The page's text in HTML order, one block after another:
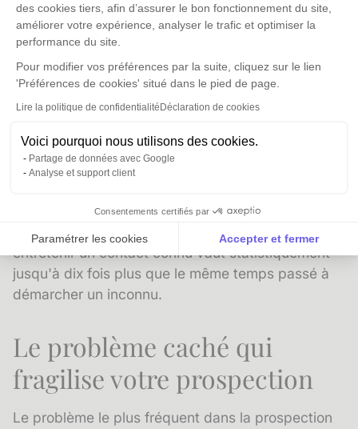
des cookies tiers, afin d’assurer le bon fonctionnement du site,
améliorer votre expérience, analyser le trafic et optimiser la
performance du site.
Pour modifier vos préférences par la suite, cliquez sur le lien
'Préférences de cookies' situé dans le pied de page.
Lire la politique de confidentialitéDéclaration de cookies
Voici pourquoi nous utilisons des cookies.
Partage de données avec Google
Analyse et support client
Consentements certifiés par
Paramétrer les cookies Accepter et fermer
Axeptio consent
Plateforme de Gestion du Consentement :
Notre plateforme vous permet d'adapter et de gérer
type de donneur d'ordres, taille de projet et
secteur d'activité vous permet de concentrer votre
énergie sur les consultations où vous partez avec
un avantage concurrentiel réel, plutôt que de
disperser vos ressources sur des dossiers sans
historique relationnel.
L'Insight Anaba :Selon Leads at Scale, un contact
abordé sans relation préalable génère entre 2 et 3
un contact qualifié issu d'une relation existante.
Pour un bureau d'études, chaque heure investie à
entretenir un contact connu vaut statistiquement
jusqu'à dix fois plus que le même temps passé à
démarcher un inconnu.
Le problème caché qui
fragilise votre prospection
Le problème le plus fréquent dans la prospection